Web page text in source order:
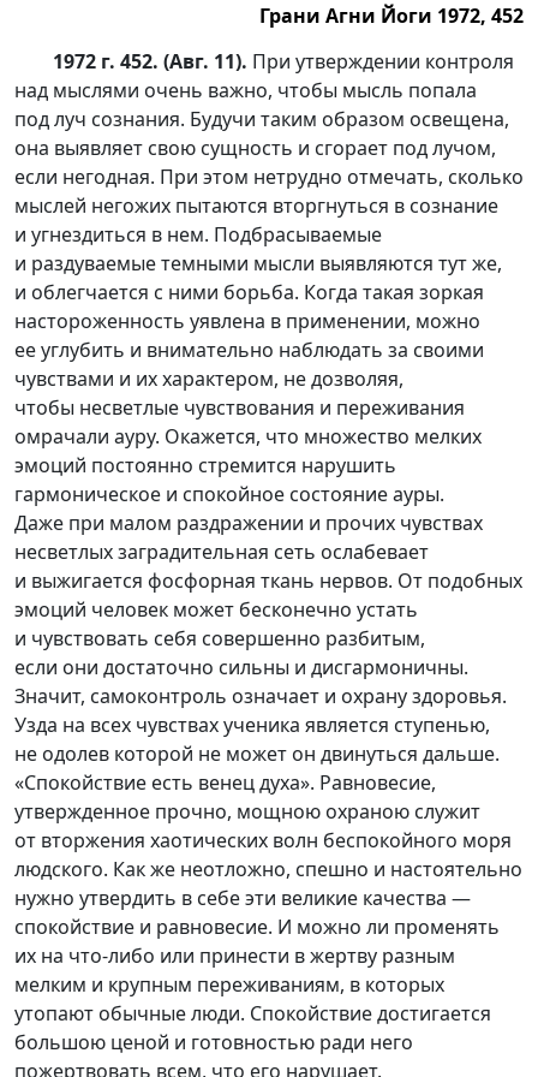
Грани Агни Йоги 1972, 452
1972 г. 452. (Авг. 11). При утверждении контроля
над мыслями очень важно, чтобы мысль попала
под луч сознания. Будучи таким образом освещена,
она выявляет свою сущность и сгорает под лучом,
если негодная. При этом нетрудно отмечать, сколько
мыслей негожих пытаются вторгнуться в сознание
и угнездиться в нем. Подбрасываемые
и раздуваемые темными мысли выявляются тут же,
и облегчается с ними борьба. Когда такая зоркая
настороженность уявлена в применении, можно
ее углубить и внимательно наблюдать за своими
чувствами и их характером, не дозволяя,
чтобы несветлые чувствования и переживания
омрачали ауру. Окажется, что множество мелких
эмоций постоянно стремится нарушить
гармоническое и спокойное состояние ауры.
Даже при малом раздражении и прочих чувствах
несветлых заградительная сеть ослабевает
и выжигается фосфорная ткань нервов. От подобных
эмоций человек может бесконечно устать
и чувствовать себя совершенно разбитым,
если они достаточно сильны и дисгармоничны.
Значит, самоконтроль означает и охрану здоровья.
Узда на всех чувствах ученика является ступенью,
не одолев которой не может он двинуться дальше.
«Спокойствие есть венец духа». Равновесие,
утвержденное прочно, мощною охраною служит
от вторжения хаотических волн беспокойного моря
людского. Как же неотложно, спешно и настоятельно
нужно утвердить в себе эти великие качества —
спокойствие и равновесие. И можно ли променять
их на что-либо или принести в жертву разным
мелким и крупным переживаниям, в которых
утопают обычные люди. Спокойствие достигается
большою ценой и готовностью ради него
пожертвовать всем, что его нарушает.